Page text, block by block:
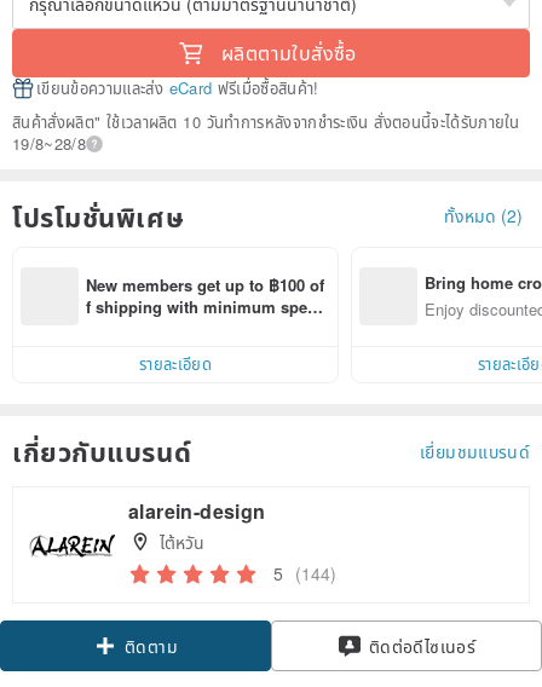
ผลิตตามใบสั่งซื้อ
เขียนข้อความและส่ง eCard ฟรีเมื่อซื้อสินค้า!
สินค้าสั่งผลิต" ใช้เวลาผลิต 10 วันทำการหลังจากชำระเงิน สั่งตอนนี้จะได้รับภายใน
19/8~28/8
โปรโมชั่นพิเศษ ทั้งหมด (2)
New members get up to ฿100 of
f shipping with minimum spen
รายละเอียด
Bring home
n with ease
Enjoy
รายละเอี
เกี่ยวกับแบรนด์ เยี่ยมชมแบรนด์
alarein-design
ไต้หวัน
5 (144)
ติดตาม ติดต่อดีไซเนอร์